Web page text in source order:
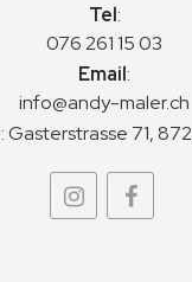
Tel:
076 261 15 03
Email:
info@andy-maler.ch
:Gasterstrasse 71,